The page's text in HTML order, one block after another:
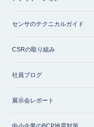
センサのテクニカルガイド
CSRの取り組み
社員ブログ
展示会レポート